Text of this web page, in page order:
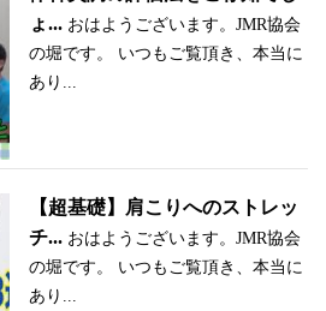
ょ... おはようございます。JMR協会
の堀です。 いつもご覧頂き、本当に
あり...
【超基礎】肩こりへのストレッ
チ... おはようございます。JMR協会
の堀です。 いつもご覧頂き、本当に
あり...